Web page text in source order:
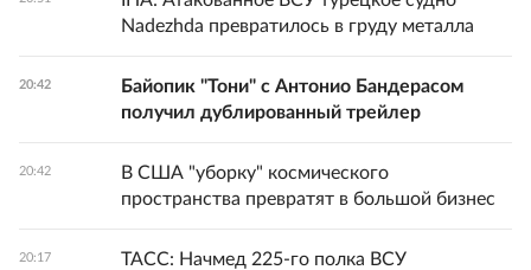
Nadezhda превратилось в груду металла
20:42
Байопик "Тони" с Антонио Бандерасом
получил дублированный трейлер
20:42
В США "уборку" космического
пространства превратят в большой бизнес
20:17
ТАСС: Начмед 225-го полка ВСУ